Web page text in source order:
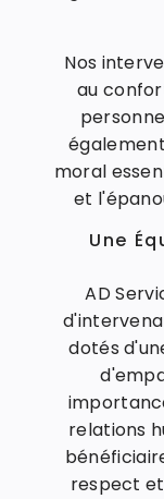
Nos
au
moral
et
Une
AD
dotés
relations
respect